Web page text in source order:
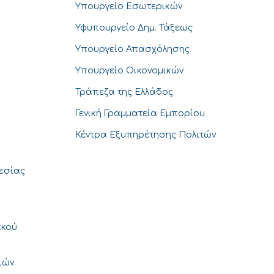
Υπουργείο Εσωτερικών
Υφυπουργείο Δημ. Τάξεως
Υπουργείο Απασχόλησης
Υπουργείο Οικονομικών
Τράπεζα της Ελλάδος
Γενική Γραμματεία Εμπορίου
Κέντρα Εξυπηρέτησης Πολιτών